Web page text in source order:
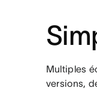
Multiples
versions,